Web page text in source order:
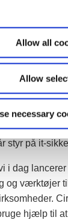
Allow all
Allow
necessary
skal det
er ude. I de
om aktuelle
Rasmus
danske
de kan få
styr på it-
i dag
og værktøjer
hjælp til